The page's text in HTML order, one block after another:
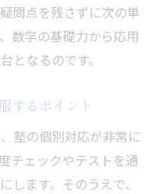
問点を残さずに次の単
数学の基礎力から応用
となるのです。
するポイント
塾の個別対応が非常に
チェックやテストを通
します。そのうえで、